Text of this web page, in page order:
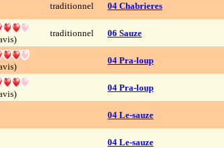
traditionnel 04 Chabrieres
traditionnel 06 Sauze
04 Pra-loup
04 Pra-loup
04 Le-sauze
04 Le-sauze